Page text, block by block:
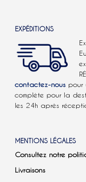
EXPÉDITIONS
contactez-nous pour
complète pour la
les 24h après
MENTIONS LÉGALES
Consultez notre
Livraisons